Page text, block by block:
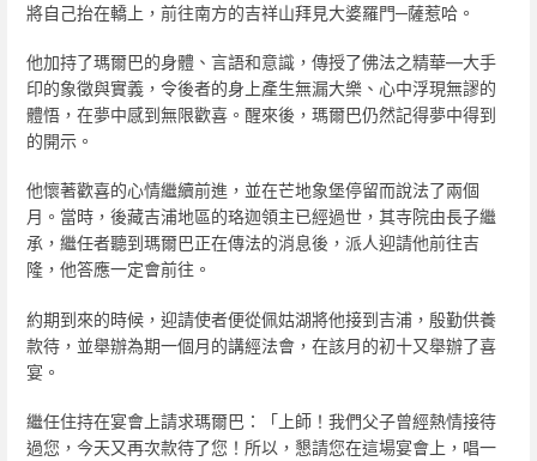
將自己抬在轎上，前往南方的吉祥山拜見大婆羅門─薩惹哈。
他加持了瑪爾巴的身體、言語和意識，傳授了佛法之精華—大手
印的象徵與實義，令後者的身上產生無漏大樂、心中浮現無謬的
體悟，在夢中感到無限歡喜。醒來後，瑪爾巴仍然記得夢中得到
的開示。
他懷著歡喜的心情繼續前進，並在芒地象堡停留而說法了兩個
月。當時，後藏吉浦地區的珞迦領主已經過世，其寺院由長子繼
承，繼任者聽到瑪爾巴正在傳法的消息後，派人迎請他前往吉
隆，他答應一定會前往。
約期到來的時候，迎請使者便從佩姑湖將他接到吉浦，殷勤供養
款待，並舉辦為期一個月的講經法會，在該月的初十又舉辦了喜
宴。
繼任住持在宴會上請求瑪爾巴：「上師！我們父子曾經熱情接待
過您，今天又再次款待了您！所以，懇請您在這場宴會上，唱一